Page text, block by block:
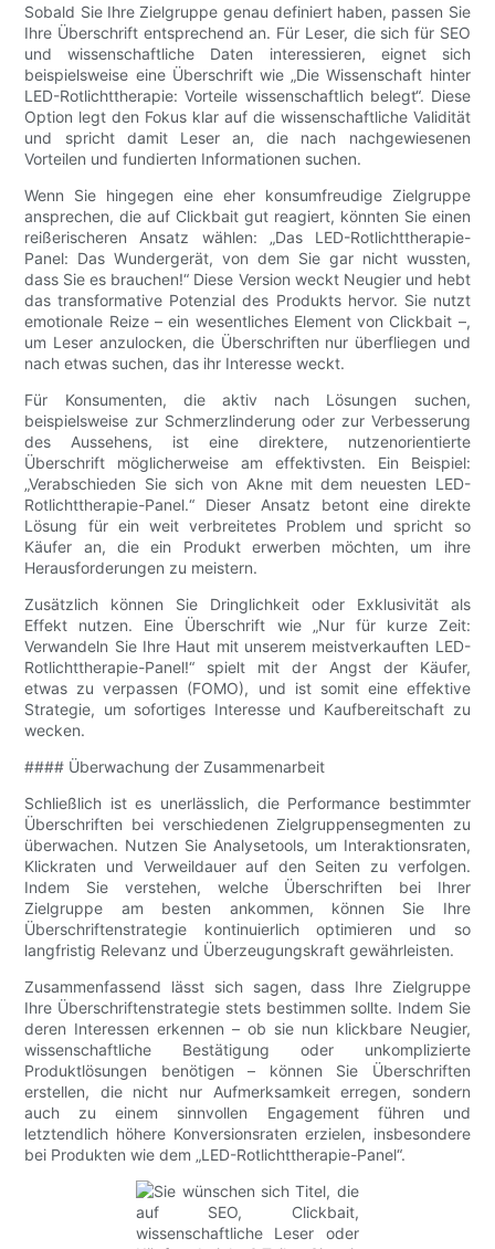
Sobald Sie Ihre Zielgruppe genau definiert haben, passen Sie
Ihre Überschrift entsprechend an. Für Leser, die sich für SEO
und wissenschaftliche Daten interessieren, eignet sich
beispielsweise eine Überschrift wie „Die Wissenschaft hinter
LED-Rotlichttherapie: Vorteile wissenschaftlich belegt“. Diese
Option legt den Fokus klar auf die wissenschaftliche Validität
und spricht damit Leser an, die nach nachgewiesenen
Vorteilen und fundierten Informationen suchen.
Wenn Sie hingegen eine eher konsumfreudige Zielgruppe
ansprechen, die auf Clickbait gut reagiert, könnten Sie einen
reißerischeren Ansatz wählen: „Das LED-Rotlichttherapie-
Panel: Das Wundergerät, von dem Sie gar nicht wussten,
dass Sie es brauchen!“ Diese Version weckt Neugier und hebt
das transformative Potenzial des Produkts hervor. Sie nutzt
emotionale Reize – ein wesentliches Element von Clickbait –,
um Leser anzulocken, die Überschriften nur überfliegen und
nach etwas suchen, das ihr Interesse weckt.
Für Konsumenten, die aktiv nach Lösungen suchen,
beispielsweise zur Schmerzlinderung oder zur Verbesserung
des Aussehens, ist eine direktere, nutzenorientierte
Überschrift möglicherweise am effektivsten. Ein Beispiel:
„Verabschieden Sie sich von Akne mit dem neuesten LED-
Rotlichttherapie-Panel.“ Dieser Ansatz betont eine direkte
Lösung für ein weit verbreitetes Problem und spricht so
Käufer an, die ein Produkt erwerben möchten, um ihre
Herausforderungen zu meistern.
Zusätzlich können Sie Dringlichkeit oder Exklusivität als
Effekt nutzen. Eine Überschrift wie „Nur für kurze Zeit:
Verwandeln Sie Ihre Haut mit unserem meistverkauften LED-
Rotlichttherapie-Panel!“ spielt mit der Angst der Käufer,
etwas zu verpassen (FOMO), und ist somit eine effektive
Strategie, um sofortiges Interesse und Kaufbereitschaft zu
wecken.
#### Überwachung der Zusammenarbeit
Schließlich ist es unerlässlich, die Performance bestimmter
Überschriften bei verschiedenen Zielgruppensegmenten zu
überwachen. Nutzen Sie Analysetools, um Interaktionsraten,
Klickraten und Verweildauer auf den Seiten zu verfolgen.
Indem Sie verstehen, welche Überschriften bei Ihrer
Zielgruppe am besten ankommen, können Sie Ihre
Überschriftenstrategie kontinuierlich optimieren und so
langfristig Relevanz und Überzeugungskraft gewährleisten.
Zusammenfassend lässt sich sagen, dass Ihre Zielgruppe
Ihre Überschriftenstrategie stets bestimmen sollte. Indem Sie
deren Interessen erkennen – ob sie nun klickbare Neugier,
wissenschaftliche Bestätigung oder unkomplizierte
Produktlösungen benötigen – können Sie Überschriften
erstellen, die nicht nur Aufmerksamkeit erregen, sondern
auch zu einem sinnvollen Engagement führen und
letztendlich höhere Konversionsraten erzielen, insbesondere
bei Produkten wie dem „LED-Rotlichttherapie-Panel“.